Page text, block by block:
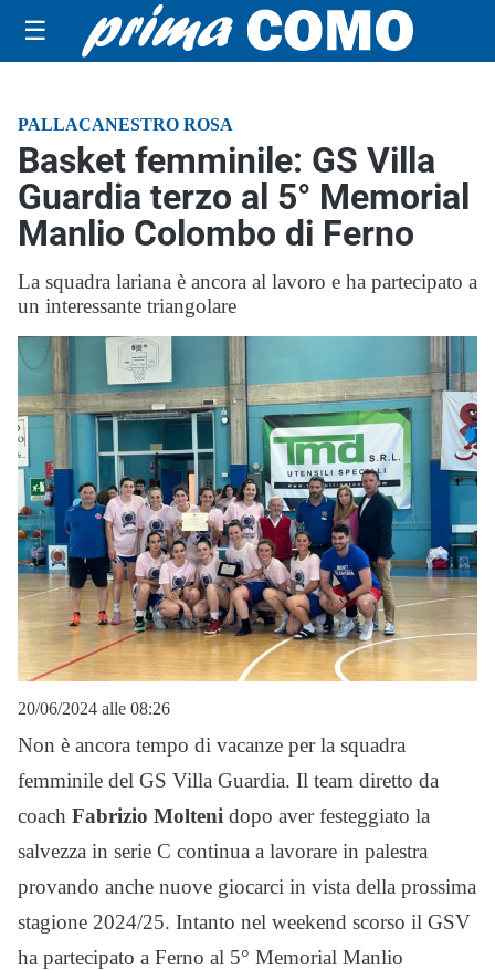
☰
PALLACANESTRO ROSA
Basket femminile: GS Villa
Guardia terzo al 5° Memorial
Manlio Colombo di Ferno
La squadra lariana è ancora al lavoro e ha partecipato a
un interessante triangolare
20/06/2024 alle 08:26
Non è ancora tempo di vacanze per la squadra
femminile del GS Villa Guardia. Il team diretto da
coach Fabrizio Molteni dopo aver festeggiato la
salvezza in serie C continua a lavorare in palestra
provando anche nuove giocarci in vista della prossima
stagione 2024/25. Intanto nel weekend scorso il GSV
ha partecipato a Ferno al 5° Memorial Manlio